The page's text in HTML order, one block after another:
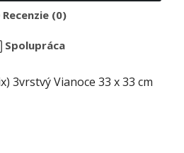
Recenzie (0)
Spolupráca
3vrstvý Vianoce 33 x 33 cm